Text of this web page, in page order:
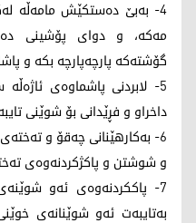
4- بەبێ دەستکێش مامەڵە
مەکە، و دوای پۆشینی
گۆشتەکە پارچەپارچە بکە و
5- لابردنی پاشماوەی
داخراو و فڕێدانی بۆ شوێنی
6- بەکارهێنانی چەقۆ و
و شوشتن و پاکژکردنەوەی
7- پاککردنەوەی ئەو
بەتایبەت ئەو شوێنانەی